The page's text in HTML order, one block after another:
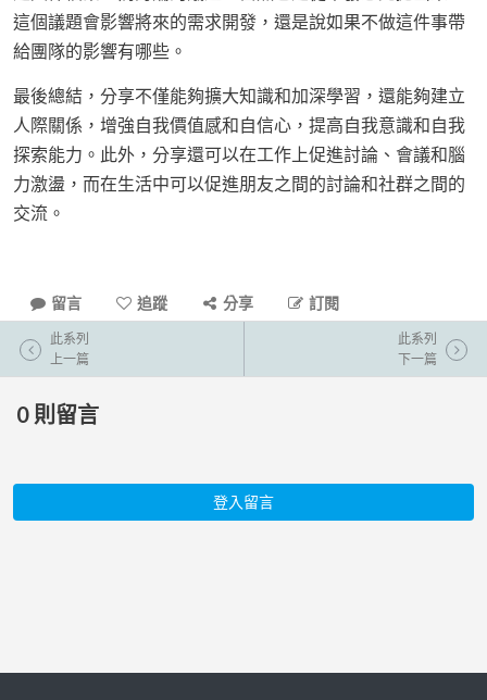
這個議題會影響將來的需求開發，還是說如果不做這件事帶
給團隊的影響有哪些。
最後總結，分享不僅能夠擴大知識和加深學習，還能夠建立
人際關係，增強自我價值感和自信心，提高自我意識和自我
探索能力。此外，分享還可以在工作上促進討論、會議和腦
力激盪，而在生活中可以促進朋友之間的討論和社群之間的
交流。
留言 追蹤 分享 訂閱
此系列
上一篇
此系列
下一篇
0 則留言
登入留言